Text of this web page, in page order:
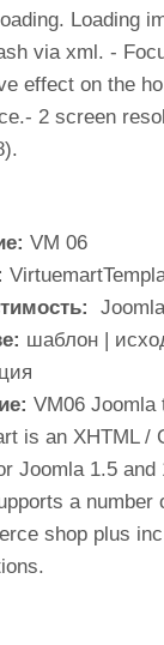
Loading
via xml. -
effect on the
2 screen
VM 06
шаблон |
VM06 Joomla
is an XHTML /
Joomla 1.5 and
a number
shop plus